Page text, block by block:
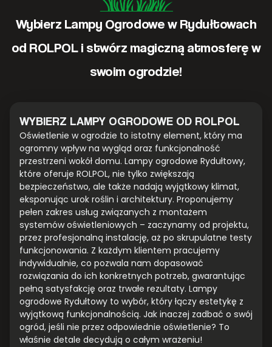
Wybierz Lampy Ogrodowe w Rydułtowach
od ROLPOL i stwórz magiczną atmosferę w
swoim ogrodzie!
WYBIERZ LAMPY OGRODOWE OD ROLPOL
Oświetlenie w ogrodzie to istotny element, który ma
ogromny wpływ na wygląd oraz funkcjonalność
przestrzeni wokół domu. Lampy ogrodowe Rydułtowy,
które oferuje ROLPOL, nie tylko zwiększają
bezpieczeństwo, ale także nadają wyjątkowy klimat,
eksponując urok roślin i architektury. Proponujemy
pełen zakres usług związanych z montażem
systemów oświetleniowych – zaczynamy od projektu,
przez profesjonalną instalację, aż po skrupulatne testy
funkcjonowania. Z każdym klientem pracujemy
indywidualnie, co pozwala nam dopasować
rozwiązania do ich konkretnych potrzeb, gwarantując
pełną satysfakcję oraz trwałe rezultaty. Lampy
ogrodowe Rydułtowy to wybór, który łączy estetykę z
wyjątkową funkcjonalnością. Jak inaczej zadbać o swój
ogród, jeśli nie przez odpowiednie oświetlenie? To
właśnie detale decydują o całym wrażeniu!